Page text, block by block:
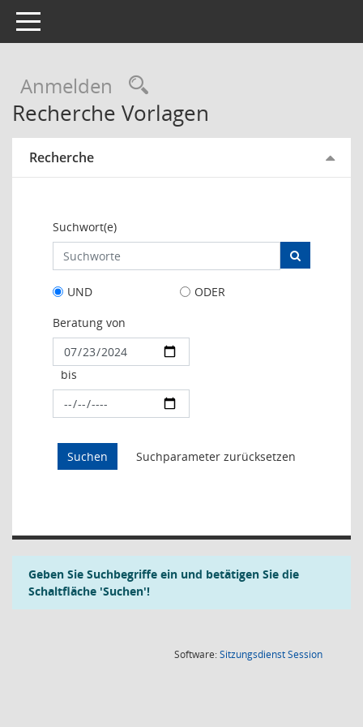
Toggle navigation
Anmelden Rechercheauswahl
Recherche Vorlagen
Recherche
Suchwort(e)
UND
ODER
Beratung von
bis
Geben Sie Suchbegriffe ein und betätigen Sie die
Schaltfläche 'Suchen'!
Software:SitzungsdienstSession(Wird in